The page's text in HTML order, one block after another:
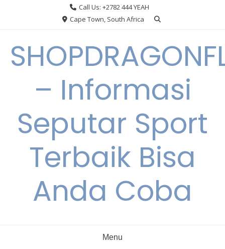
Call Us: +2782 444 YEAH
Cape Town, South Africa
– Informasi
Seputar Sport
Terbaik Bisa
Anda Coba
Menu